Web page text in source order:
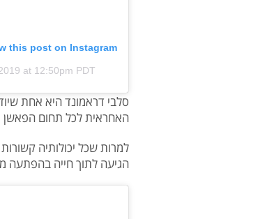
this post on Instagram
at 12:50pm PDT
סלבי דראמונד היא אחת
האחראית לכל תחום הפאשן
למרות שכל יכולותיה
הגיעה לתוך חייה בהפתעה